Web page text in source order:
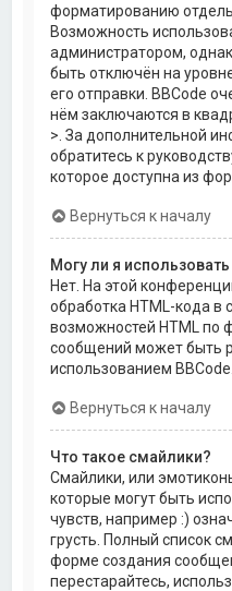
форматированию
Возможность
администратором,
быть отключён на
его отправки. BBCode
нём заключаются в
>. За дополнительной
обратитесь к
которое доступна из
Вернуться к началу
Могу ли я использовать
Нет. На этой
обработка HTML-кода
возможностей HTML по
сообщений может быть
использованием BBCode.
Вернуться к началу
Что такое смайлики?
Смайлики, или
которые могут быть
чувств, например :)
грусть. Полный список
форме создания
перестарайтесь,